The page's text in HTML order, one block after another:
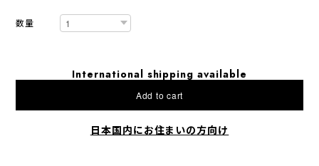
数量
International shipping available
Add to cart
日本国内にお住まいの方向け